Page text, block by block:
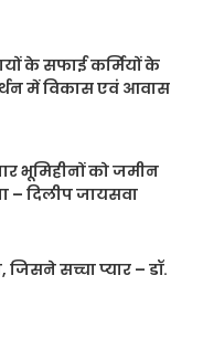
के सफाई कर्मियों के
में विकास एवं आवास
भूमिहीनों को जमीन
– दिलीप जायसवा
जिसने सच्चा प्यार – डॉ.